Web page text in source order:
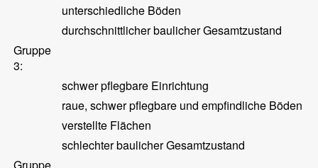
unterschiedliche Böden
durchschnittlicher baulicher Gesamtzustand
Gruppe
3:
schwer pflegbare Einrichtung
raue, schwer pflegbare und empfindliche Böden
verstellte Flächen
schlechter baulicher Gesamtzustand
Gruppe